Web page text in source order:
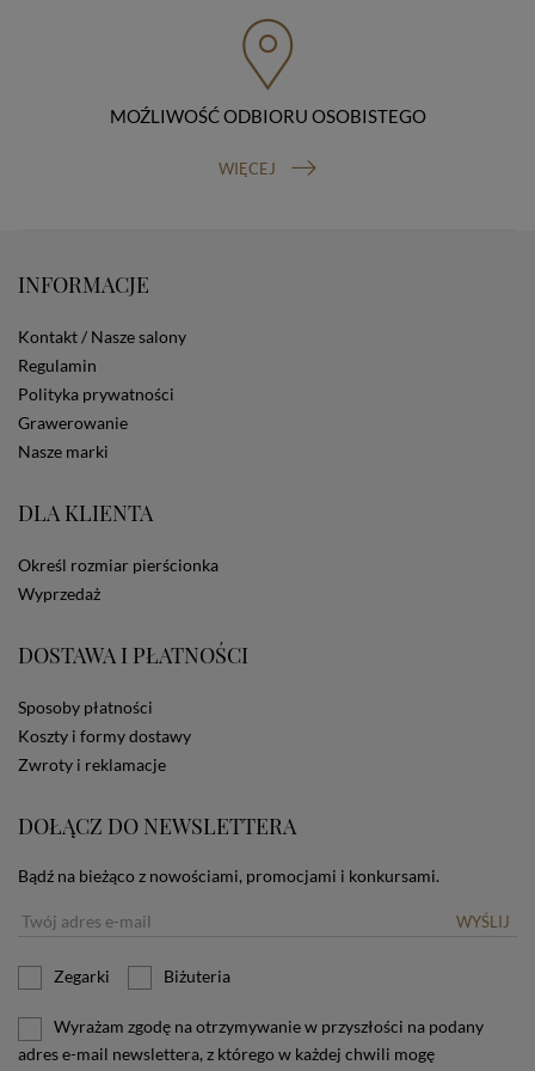
organu nadzorczego (Prezesa Urzędu Ochrony Danych
Osobowych, ul. Stawki 2, 00-193 Warszawa) oraz
prawo do cofnięcia zgody na przetwarzanie danych
osobowych (masz prawo cofnięcia zgody na
przetwarzanie danych w dowolnym momencie;
przetwarzania, którego dokonano na podstawie Twojej
zgody przed jej cofnięciem). W celu wykonania swoich
nie podasz danych, nie będziesz mógł przeglądać
zawartości naszej strony
Zautomatyzowane podejmowanie decyzji
Na stronie Sklepu są wykorzystywane pliki cookies.
Stosowane są one w celach zapewnienia maksymalnej
wygody wszystkich użytkowników (w tym Kupujących)
przy korzystaniu ze Sklepu (zapamiętywanie
preferencji i ustawień na stronie, zbieranie
anonimowych danych dla celów reklamowych i
portale społecznościowe, np. Facebook). Korzystanie
dotyczących cookies oznacza, że będą one
zamieszczane w urządzeniu końcowym każdego
użytkownika. Jeżeli użytkownik nie wyraża zgody na
ustawienia swojej przeglądarki.
informacji o plikach cookies.
MOŹLIWOŚĆ ODBIORU OSOBISTEGO
WIĘCEJ
INFORMACJE
Kontakt / Nasze salony
Regulamin
Polityka prywatności
Grawerowanie
Nasze marki
DLA KLIENTA
Określ rozmiar pierścionka
Wyprzedaż
DOSTAWA I PŁATNOŚCI
Sposoby płatności
Koszty i formy dostawy
Zwroty i reklamacje
DOŁĄCZ DO NEWSLETTERA
Bądź na bieżąco z nowościami, promocjami i konkursami.
WYŚLIJ
Zegarki Biżuteria
Wyrażam zgodę na otrzymywanie w przyszłości na podany
adres e-mail newslettera, z którego w każdej chwili mogę